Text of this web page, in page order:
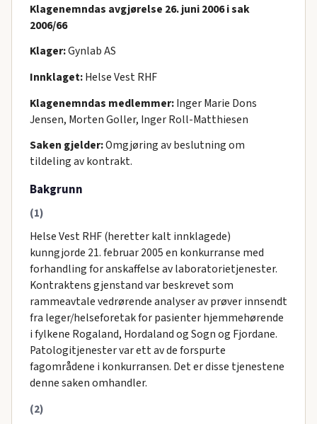
Klagenemndas avgjørelse 26. juni 2006 i sak
2006/66
Klager:Gynlab AS
Innklaget:Helse Vest RHF
Klagenemndas medlemmer:Inger Marie Dons
Jensen, Morten Goller, Inger Roll-Matthiesen
Saken gjelder:Omgjøring av beslutning om
tildeling av kontrakt.
Bakgrunn
(1)
Helse Vest RHF (heretter kalt innklagede)
kunngjorde 21. februar 2005 en konkurranse med
forhandling for anskaffelse av laboratorietjenester.
Kontraktens gjenstand var beskrevet som
rammeavtale vedrørende analyser av prøver innsendt
fra leger/helseforetak for pasienter hjemmehørende
i fylkene Rogaland, Hordaland og Sogn og Fjordane.
Patologitjenester var ett av de forspurte
fagområdene i konkurransen. Det er disse tjenestene
denne saken omhandler.
(2)